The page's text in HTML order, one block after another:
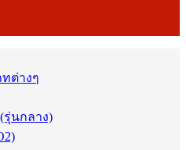
ต่างๆ
รุ่นกลาง)